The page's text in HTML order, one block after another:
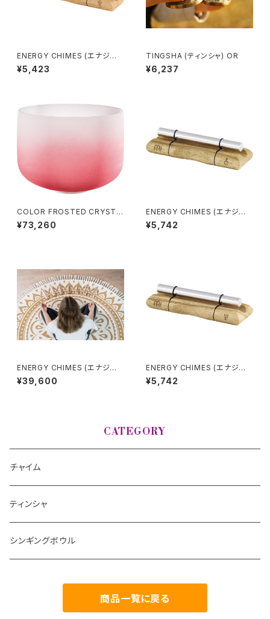
ENERGY CHIMES (エナジー
チャイム) Pluto (冥王星)
¥5,423
TINGSHA (ティンシャ) OR
¥6,237
COLOR FROSTED CRYSTA
L SINGING BOWLS (クリスタ
ル・シンギングボウル) Root Ch
¥73,260
ENERGY CHIMES (エナジー
チャイム) URANUS (天王星)
¥5,742
ENERGY CHIMES (エナジー
チャイム) CHAKRA 7個セット
¥39,600
ENERGY CHIMES (エナジー
チャイム) NEPTUNE (海王星)
¥5,742
CATEGORY
チャイム
ティンシャ
シンギングボウル
商品一覧に戻る